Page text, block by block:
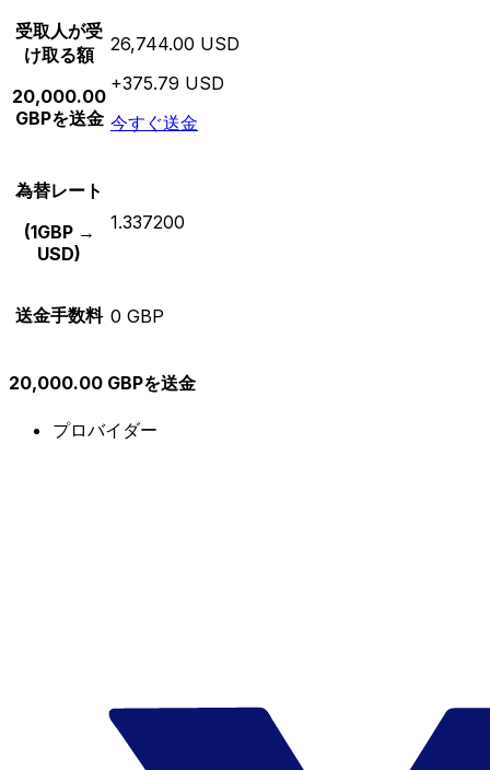
受取人が受
け取る額
20,000.00
GBPを送金
26,744.00 USD
+375.79 USD
今すぐ送金
為替レート
(1GBP →
USD)
1.337200
送金手数料 0 GBP
20,000.00 GBPを送金
プロバイダー